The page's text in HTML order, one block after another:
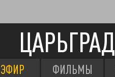
ЦАРЬГРАД
ЭФИР ФИЛЬМЫ